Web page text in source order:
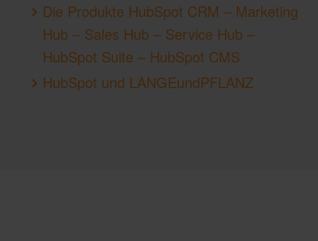
Die Produkte HubSpot CRM – Marketing
Hub – Sales Hub – Service Hub –
HubSpot Suite – HubSpot CMS
HubSpot und LANGEundPFLANZ